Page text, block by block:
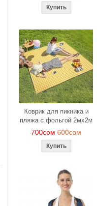
Коврик для пикника и
пляжа с фольгой 2мх2м
700сом 600сом